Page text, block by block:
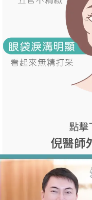
點擊
倪醫師